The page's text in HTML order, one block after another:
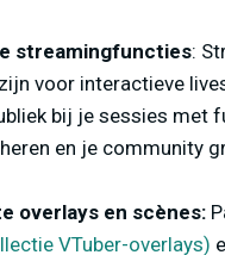
streamingfuncties:
voor interactieve
bij je sessies met
en je community
overlays en scènes:
VTuber-overlays)